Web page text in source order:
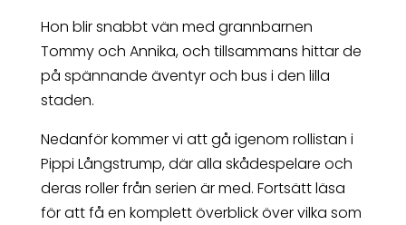
Hon blir snabbt vän med grannbarnen
Tommy och Annika, och tillsammans hittar de
på spännande äventyr och bus i den lilla
staden.
Nedanför kommer vi att gå igenom rollistan i
Pippi Långstrump, där alla skådespelare och
deras roller från serien är med. Fortsätt läsa
för att få en komplett överblick över vilka som